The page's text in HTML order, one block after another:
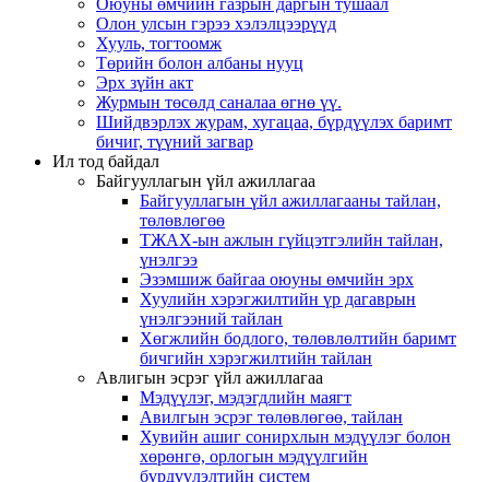
Оюуны өмчийн газрын даргын тушаал
Олон улсын гэрээ хэлэлцээрүүд
Хууль, тогтоомж
Төрийн болон албаны нууц
Эрх зүйн акт
Журмын төсөлд саналаа өгнө үү.
Шийдвэрлэх журам, хугацаа, бүрдүүлэх баримт
бичиг, түүний загвар
Ил тод байдал
Байгууллагын үйл ажиллагаа
Байгууллагын үйл ажиллагааны тайлан,
төлөвлөгөө
ТЖАХ-ын ажлын гүйцэтгэлийн тайлан,
үнэлгээ
Эзэмшиж байгаа оюуны өмчийн эрх
Хуулийн хэрэгжилтийн үр дагаврын
үнэлгээний тайлан
Хөгжлийн бодлого, төлөвлөлтийн баримт
бичгийн хэрэгжилтийн тайлан
Авлигын эсрэг үйл ажиллагаа
Мэдүүлэг, мэдэгдлийн маягт
Авилгын эсрэг төлөвлөгөө, тайлан
Хувийн ашиг сонирхлын мэдүүлэг болон
хөрөнгө, орлогын мэдүүлгийн
бүрдүүлэлтийн систем